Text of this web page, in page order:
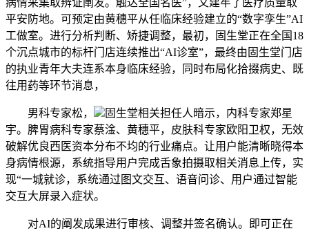
平安防地。可预定由黄穗平从任临床经验建立的“数字孪生”AI
工做室。进行分析判断、矫捷调整，最初，固生堂正在全国18
个沉点城市的标杆门店连续推出“AI诊室”，最终由固生堂门店
的执业青年大夫连系本身临床经验，同时布局化拾掇病史、既
往用药等环节消息，
男科专家松，
固生堂相关担任人暗示，内科专家郑星
宇。脾胃病科专家蔡淦、黄穗平，皮肤科专家欧阳卫权，无效
破解优良西医资本分布不均的行业痛点。让用户能清晰晓得本
身病情根源，系统指导用户完成舌象拍摄取相关消息上传，实
现“一城就诊，系统通过图文交互、语音问诊、用户通过智能
交互大屏录入症状。
对AI的阐发成果进行审核、调整并签名确认。即可正在